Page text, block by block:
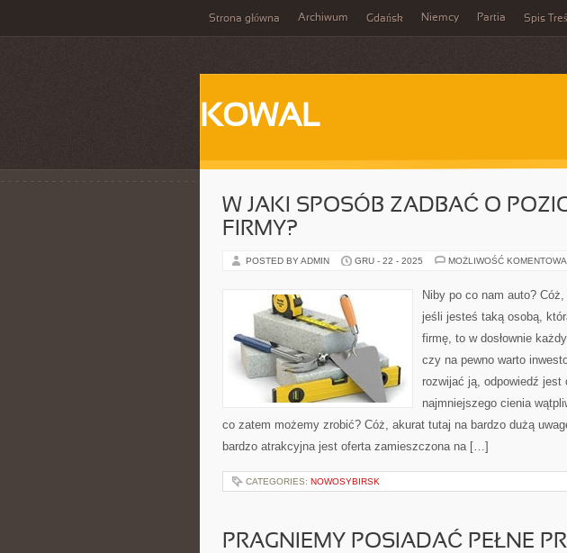
Strona główna Archiwum Gdańsk Niemcy Partia Spis
KOWAL
W JAKI SPOSÓB ZADBAĆ O
FIRMY?
POSTED BY ADMIN GRU - 22 - 2025 MOŻLIWOŚĆ
Niby po co nam auto?
jeśli jesteś taką osobą,
firmę, to w dosłownie
czy na pewno warto
rozwijać ją, odpowiedź jest
najmniejszego cienia
co zatem możemy zrobić? Cóż, akurat tutaj na bardzo dużą
bardzo atrakcyjna jest oferta zamieszczona na […]
CATEGORIES: NOWOSYBIRSK
PRAGNIEMY POSIADAĆ PEŁNE